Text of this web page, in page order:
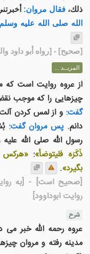
ذلك، فقال مروان:
الله صلى الله عليه
[صحيح] - [رواه أبو داود
المزيــد ...
از عروه روایت است که
چیزهایی را که موجب
گفت:و از لمس کردن
دانم. پس مروان گفت:
رسول الله صلی الله
ذَكَرَه فليتوضأ»:«هرکس
بگیرد».
[صحیح است] - [به
روایت ابوداوود]
شرح
عروه رحمه الله خبر
مدینه رفته و مروان